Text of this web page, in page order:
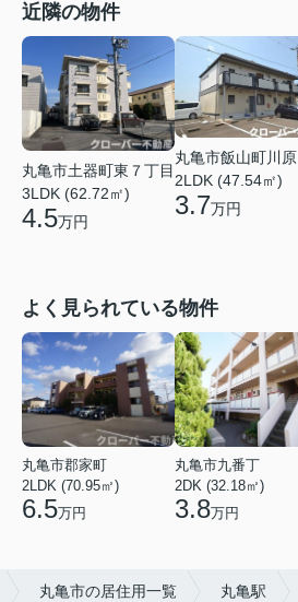
近隣の物件
丸亀市土器町東７丁目
3LDK (62.72㎡)
4.5万円
丸亀市飯山町川原
2LDK (47.54㎡)
3.7万円
よく見られている物件
丸亀市郡家町
2LDK (70.95㎡)
6.5万円
丸亀市九番丁
2DK (32.18㎡)
3.8万円
丸亀市の居住用一覧 丸亀駅